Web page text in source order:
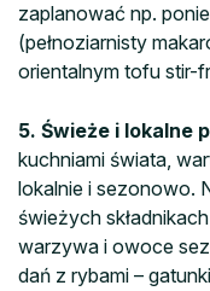
zaplanować np.
(pełnoziarnisty
orientalnym tofu stir-
5. Świeże i lokalne
kuchniami świata,
lokalnie i sezonowo.
świeżych
warzywa i owoce
dań z rybami –